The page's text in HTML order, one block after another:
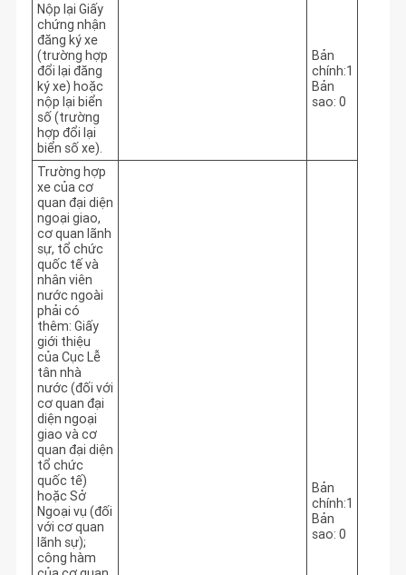
Nộp lại Giấy
chứng nhận
đăng ký xe
(trường hợp
đổi lại đăng
ký xe) hoặc
nộp lại biển
số (trường
hợp đổi lại
biển số xe).
Bản
chính:1
Bản
sao: 0
Trường hợp
xe của cơ
quan đại diện
ngoại giao,
cơ quan lãnh
sự, tổ chức
quốc tế và
nhân viên
nước ngoài
phải có
thêm: Giấy
giới thiệu
của Cục Lễ
tân nhà
nước (đối với
cơ quan đại
diện ngoại
giao và cơ
quan đại diện
tổ chức
quốc tế)
hoặc Sở
Ngoại vụ (đối
với cơ quan
lãnh sự);
công hàm
Bản
chính:1
Bản
sao: 0